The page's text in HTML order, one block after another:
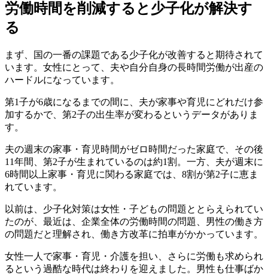
労働時間を削減すると少子化が解決す
る
まず、国の一番の課題である少子化が改善すると期待されて
います。女性にとって、夫や自分自身の長時間労働が出産の
ハードルになっています。
第1子が6歳になるまでの間に、夫が家事や育児にどれだけ参
加するかで、第2子の出生率が変わるというデータがありま
す。
夫の週末の家事・育児時間がゼロ時間だった家庭で、その後
11年間、第2子が生まれているのは約1割。一方、夫が週末に
6時間以上家事・育児に関わる家庭では、8割が第2子に恵ま
れています。
以前は、少子化対策は女性・子どもの問題ととらえられてい
たのが、最近は、企業全体の労働時間の問題、男性の働き方
の問題だと理解され、働き方改革に拍車がかかっています。
女性一人で家事・育児・介護を担い、さらに労働も求められ
るという過酷な時代は終わりを迎えました。男性も仕事ばか